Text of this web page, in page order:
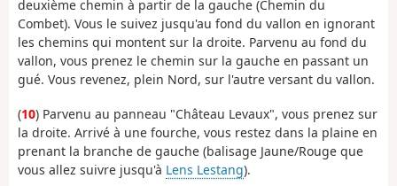
deuxième chemin à partir de la gauche (Chemin du
Combet). Vous le suivez jusqu'au fond du vallon en ignorant
les chemins qui montent sur la droite. Parvenu au fond du
vallon, vous prenez le chemin sur la gauche en passant un
gué. Vous revenez, plein Nord, sur l'autre versant du vallon.
(10) Parvenu au panneau "Château Levaux", vous prenez sur
la droite. Arrivé à une fourche, vous restez dans la plaine en
prenant la branche de gauche (balisage Jaune/Rouge que
vous allez suivre jusqu'à Lens Lestang).